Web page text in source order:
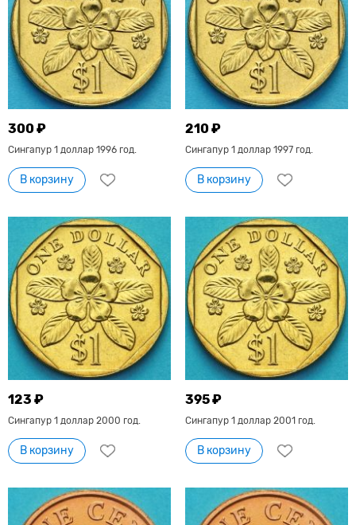
300 ₽
Сингапур 1 доллар 1996 год.
В корзину
210 ₽
Сингапур 1 доллар 1997 год.
В корзину
123 ₽
Сингапур 1 доллар 2000 год.
В корзину
395 ₽
Сингапур 1 доллар 2001 год.
В корзину